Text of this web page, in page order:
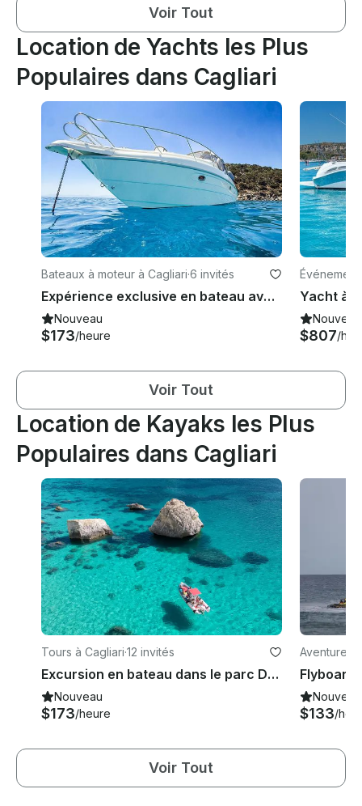
Voir Tout
Location de Yachts les Plus
Populaires dans Cagliari
Bateaux à moteur à Cagliari·6 invités
Expérience exclusive en bateau avec apéritif et nuitée à bord du Regal Commodore 2660
Nouveau
$173/heure
Nouveau
$807/
Voir Tout
Location de Kayaks les Plus
Populaires dans Cagliari
Tours à Cagliari·12 invités
Excursion en bateau dans le parc Devil'Saddle avec spritz et chips
Nouveau
$173/heure
Aventures
Flyboard
Nouveau
$133/
Voir Tout